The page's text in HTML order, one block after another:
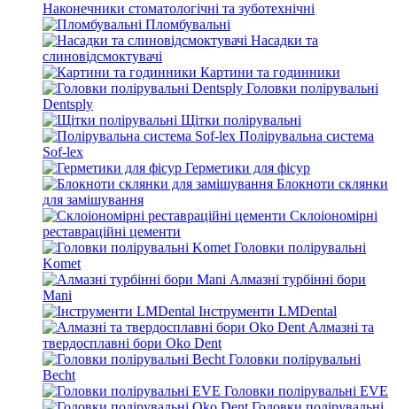
Наконечники стоматологічні та зуботехнічні
Пломбувальні
Насадки та
слиновідсмоктувачі
Картини та годинники
Головки полірувальні
Dentsply
Щітки полірувальні
Полірувальна система
Sof-lex
Герметики для фісур
Блокноти склянки
для замішування
Склоіономірні
реставраційні цементи
Головки полірувальні
Komet
Алмазні турбінні бори
Mani
Інструменти LMDental
Алмазні та
твердосплавні бори Oko Dent
Головки полірувальні
Becht
Головки полірувальні EVE